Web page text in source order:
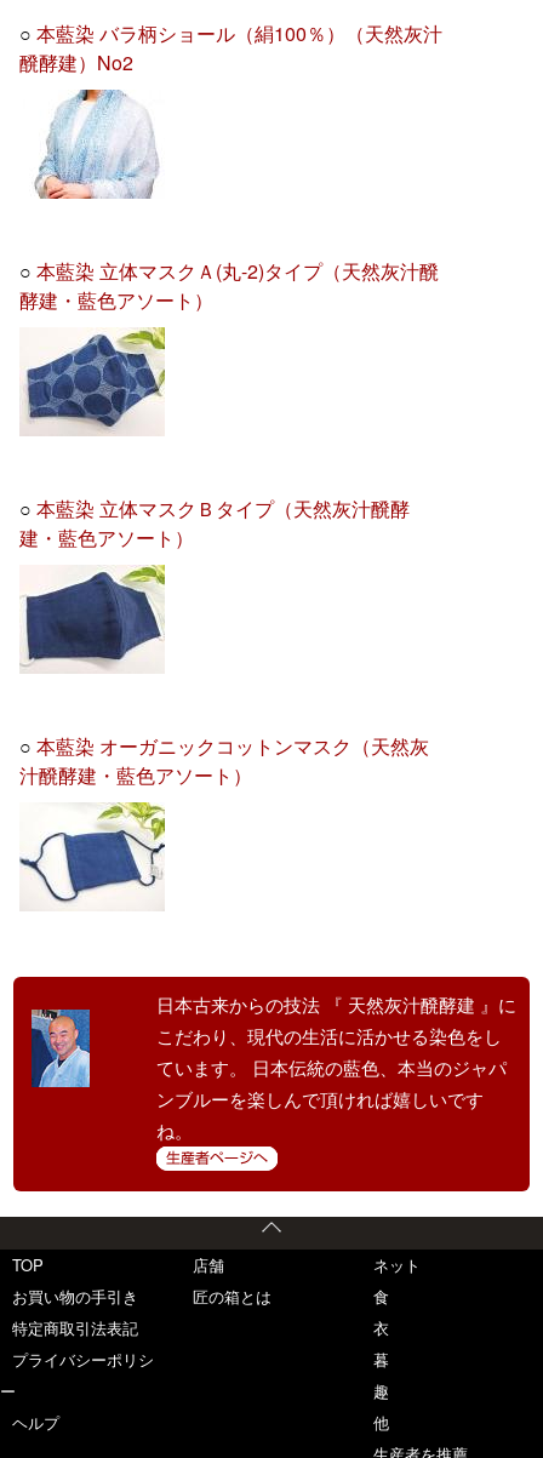
○本藍染 バラ柄ショール（絹100％）（天然灰汁
醗酵建）No2
○本藍染 立体マスクＡ(丸-2)タイプ（天然灰汁醗
酵建・藍色アソート）
○本藍染 立体マスクＢタイプ（天然灰汁醗酵
建・藍色アソート）
○本藍染 オーガニックコットンマスク（天然灰
汁醗酵建・藍色アソート）
日本古来からの技法 『 天然灰汁醗酵建 』に
こだわり、現代の生活に活かせる染色をし
ています。 日本伝統の藍色、本当のジャパ
ンブルーを楽しんで頂ければ嬉しいです
ね。
TOP
お買い物の手引き
特定商取引法表記
プライバシーポリシ
ー
ヘルプ
店舗
匠の箱とは
ネット
食
衣
暮
趣
他